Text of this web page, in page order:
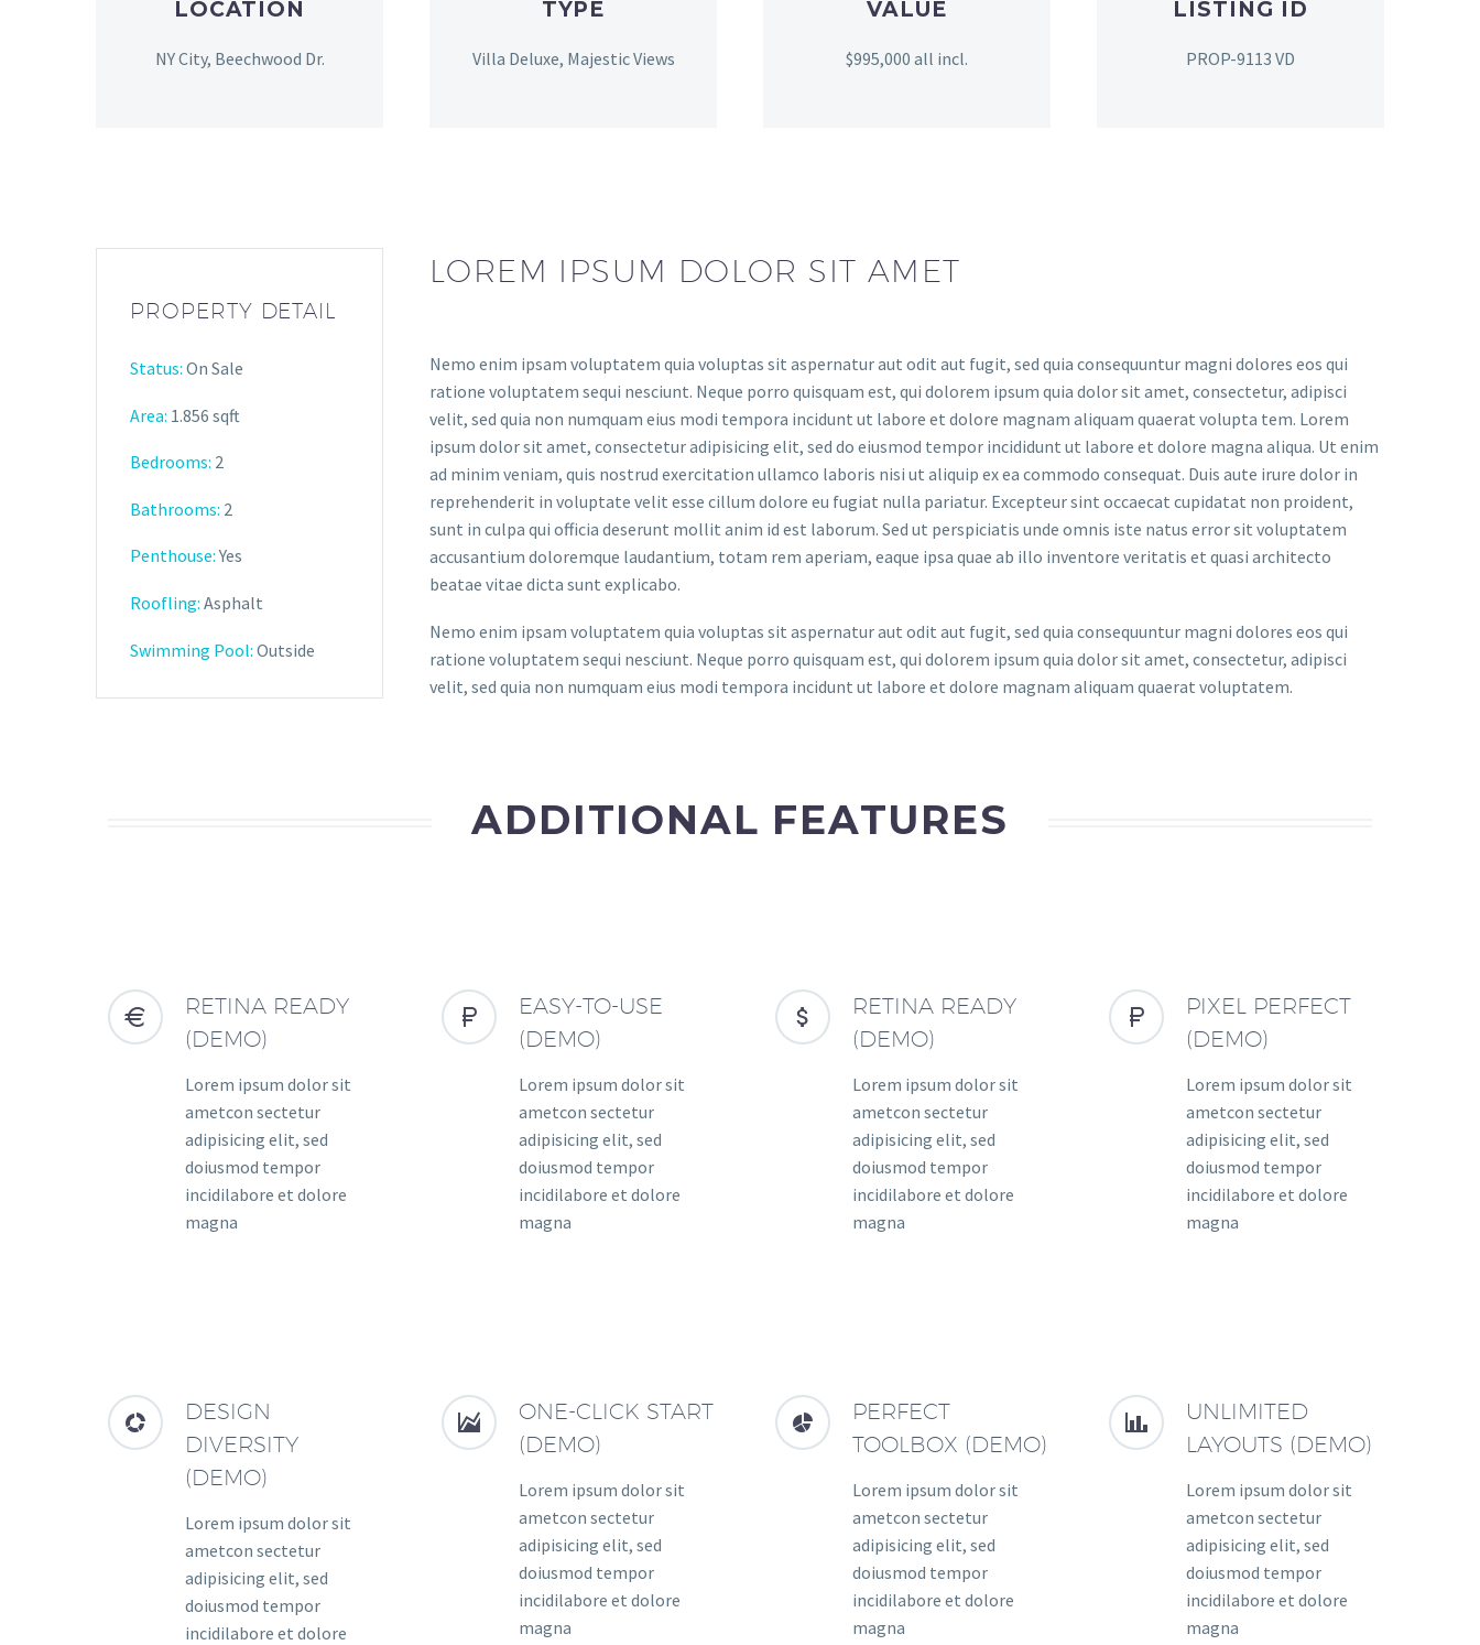
LOCATION
NY City, Beechwood Dr.
TYPE
Villa Deluxe, Majestic Views
VALUE
$995,000 all incl.
LISTING ID
PROP-9113 VD
PROPERTY DETAIL
Status: On Sale
Area: 1.856 sqft
Bedrooms: 2
Bathrooms: 2
Penthouse:Yes
Roofling: Asphalt
Swimming Pool: Outside
LOREM IPSUM DOLOR SIT AMET
Nemo enim ipsam voluptatem quia voluptas sit aspernatur aut odit aut fugit, sed quia consequuntur magni dolores eos qui
ratione voluptatem sequi nesciunt. Neque porro quisquam est, qui dolorem ipsum quia dolor sit amet, consectetur, adipisci
velit, sed quia non numquam eius modi tempora incidunt ut labore et dolore magnam aliquam quaerat volupta tem. Lorem
ipsum dolor sit amet, consectetur adipisicing elit, sed do eiusmod tempor incididunt ut labore et dolore magna aliqua. Ut enim
ad minim veniam, quis nostrud exercitation ullamco laboris nisi ut aliquip ex ea commodo consequat. Duis aute irure dolor in
reprehenderit in voluptate velit esse cillum dolore eu fugiat nulla pariatur. Excepteur sint occaecat cupidatat non proident,
sunt in culpa qui officia deserunt mollit anim id est laborum. Sed ut perspiciatis unde omnis iste natus error sit voluptatem
accusantium doloremque laudantium, totam rem aperiam, eaque ipsa quae ab illo inventore veritatis et quasi architecto
beatae vitae dicta sunt explicabo.
Nemo enim ipsam voluptatem quia voluptas sit aspernatur aut odit aut fugit, sed quia consequuntur magni dolores eos qui
ratione voluptatem sequi nesciunt. Neque porro quisquam est, qui dolorem ipsum quia dolor sit amet, consectetur, adipisci
velit, sed quia non numquam eius modi tempora incidunt ut labore et dolore magnam aliquam quaerat voluptatem.
ADDITIONAL FEATURES


RETINA READY
(DEMO)
Lorem ipsum dolor sit
ametcon sectetur
adipisicing elit, sed
doiusmod tempor
incidilabore et dolore
magna


EASY-TO-USE
(DEMO)
Lorem ipsum dolor sit
ametcon sectetur
adipisicing elit, sed
doiusmod tempor
incidilabore et dolore
magna


RETINA READY
(DEMO)
Lorem ipsum dolor sit
ametcon sectetur
adipisicing elit, sed
doiusmod tempor
incidilabore et dolore
magna


PIXEL PERFECT
(DEMO)
Lorem ipsum dolor sit
ametcon sectetur
adipisicing elit, sed
doiusmod tempor
incidilabore et dolore
magna


DESIGN
DIVERSITY
(DEMO)
Lorem ipsum dolor sit
ametcon sectetur
adipisicing elit, sed
doiusmod tempor
incidilabore et dolore


ONE-CLICK START
(DEMO)
Lorem ipsum dolor sit
ametcon sectetur
adipisicing elit, sed
doiusmod tempor
incidilabore et dolore
magna


PERFECT
TOOLBOX (DEMO)
Lorem ipsum dolor sit
ametcon sectetur
adipisicing elit, sed
doiusmod tempor
incidilabore et dolore
magna


UNLIMITED
LAYOUTS (DEMO)
Lorem ipsum dolor sit
ametcon sectetur
adipisicing elit, sed
doiusmod tempor
incidilabore et dolore
magna